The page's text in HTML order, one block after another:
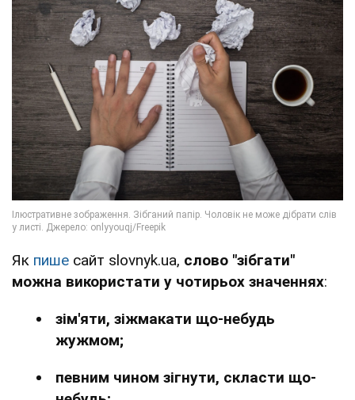
Як пише сайт slovnyk.ua, слово "зібгати"
можна використати у чотирьох значеннях:
зім'яти, зіжмакати що-небудь
жужмом;
певним чином зігнути, скласти що-